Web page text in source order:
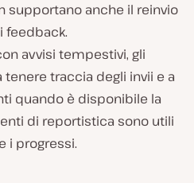
supportano anche il reinvio
feedback.
avvisi tempestivi, gli
traccia degli invii e a
quando è disponibile la
di reportistica sono utili
i progressi.